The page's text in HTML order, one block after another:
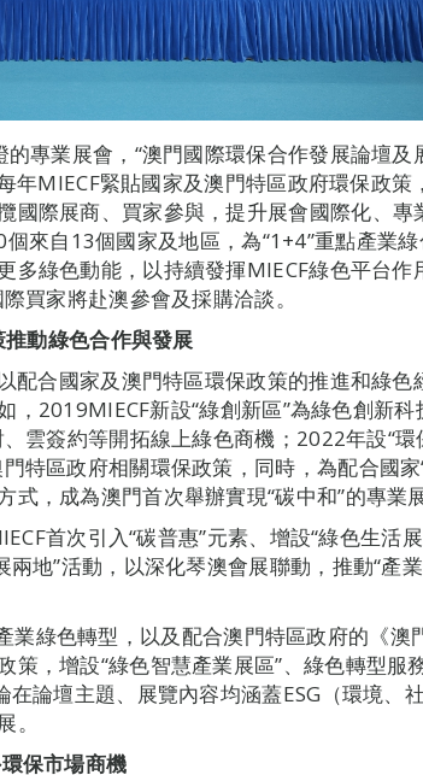
專業展會，“澳門國際環保合作發展論壇及
年MIECF緊貼國家及澳門特區政府環保政策
國際展商、買家參與，提升展會國際化、專
來自13個國家及地區，為“1+4”重點產業綠
多綠色動能，以持續發揮MIECF綠色平台作
買家將赴澳參會及採購洽談。
動綠色合作與發展
配合國家及澳門特區環保政策的推進和綠色
，2019MIECF新設“綠創新區”為綠色創新科
雲簽約等開拓線上綠色商機；2022年設“環
特區政府相關環保政策，同時，為配合國家
，成為澳門首次舉辦實現“碳中和”的專業展
首次引入“碳普惠”元素、增設“綠色生活展
地”活動，以深化琴澳會展聯動，推動“產
業綠色轉型，以及配合澳門特區政府的《澳
策，增設“綠色智慧產業展區”、綠色轉型服
在論壇主題、展覽內容均涵蓋ESG（環境、
。
保市場商機